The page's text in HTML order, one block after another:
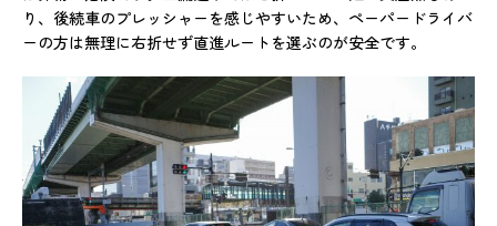
り、後続車のプレッシャーを感じやすいため、ペーパードライバ
ーの方は無理に右折せず直進ルートを選ぶのが安全です。